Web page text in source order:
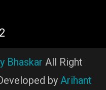
Bhaskar All Right
by Arihant